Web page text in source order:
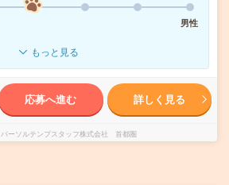
男性
もっと見る
応募へ進む 詳しく見る
パーソルテンプスタッフ株式会社 首都圏